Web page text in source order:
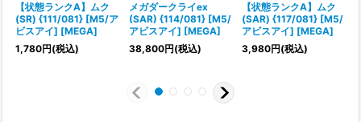
【状態ランクA】ムク
(SR) {111/081} [M5/ア
ビスアイ] [MEGA]
1,780円(税込)
メガダークライex
(SAR) {114/081} [M5/
アビスアイ] [MEGA]
38,800円(税込)
【状態ランクA】ムク
(SAR) {117/081} [M5/
アビスアイ] [MEGA]
3,980円(税込)